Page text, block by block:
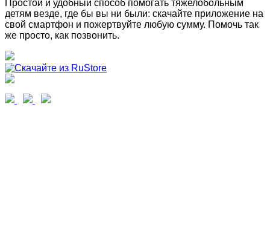
Простой и удобный способ помогать тяжелобольным
детям везде, где бы вы ни были: скачайте приложение на
свой смартфон и пожертвуйте любую сумму. Помочь так
же просто, как позвонить.